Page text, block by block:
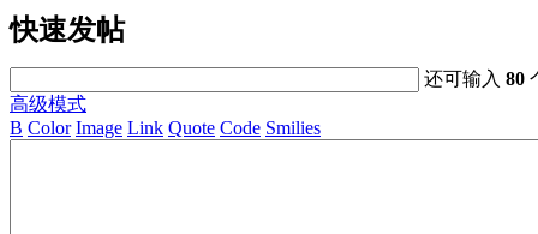
快速发帖
还可输入80
高级模式
B Color Image Link Quote Code Smilies